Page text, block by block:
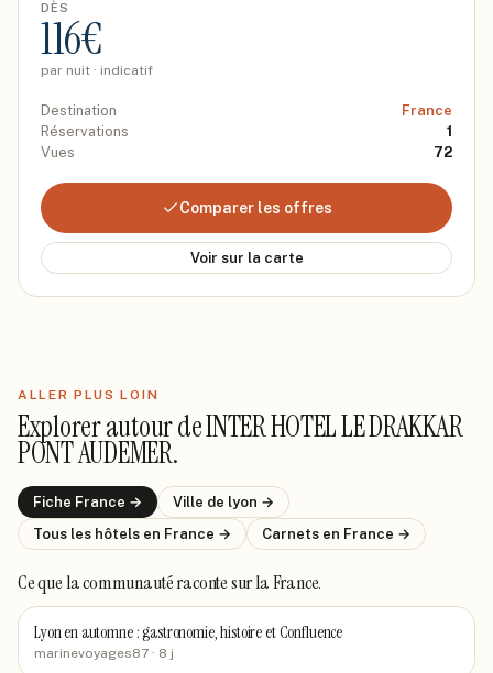
DÈS
116€
par nuit · indicatif
Destination
France
Réservations
1
Vues
72
Comparer les offres
Voir sur la carte
ALLER PLUS LOIN
Explorer autour deINTER HOTEL LE DRAKKAR
PONT AUDEMER.
Fiche France → Ville de lyon →
Tous les hôtels en France → Carnets en France →
Ce que la communauté racontesur la France.
Lyon en automne : gastronomie, histoire et Confluence
marinevoyages87 · 8 j